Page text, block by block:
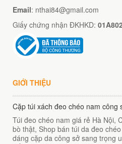
Email: nthai84@gmail.com
Giấy chứng nhận ĐKHKD:
GIỚI THIỆU
Cặp túi xách đeo chéo nam công
Túi đeo chéo nam giá rẻ Hà Nội,
bò thật, Shop bán túi da đeo
dáng cặp da công sở sang trọng